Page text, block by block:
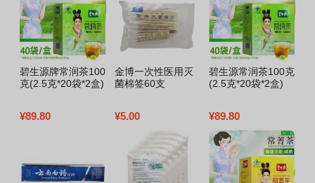
碧生源牌常润茶100
克(2.5克*20袋*2盒)
¥89.80
金博一次性医用灭
菌棉签60支
¥5.00
碧生源常润茶100克
(2.5克*20袋*2盒)
¥89.80